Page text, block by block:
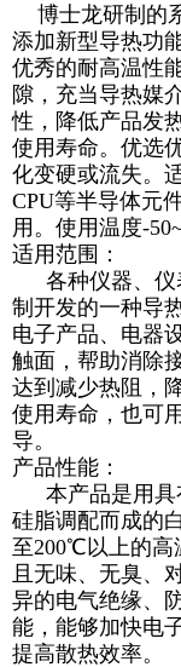
博士龙研制的
添加新型导热功
优秀的耐高温性
隙，充当导热媒
性，降低产品发
使用寿命。优选
化变硬或流失。
CPU等半导体元
用。使用温度-
适用范围：
各种仪器、
制开发的一种导
电子产品、电器
触面，帮助消除
达到减少热阻，
使用寿命，也可
导。
产品性能：
本产品是用
硅脂调配而成的
至200℃以上的高
且无味、无臭、
异的电气绝缘、
能，能够加快电
提高散热效率。